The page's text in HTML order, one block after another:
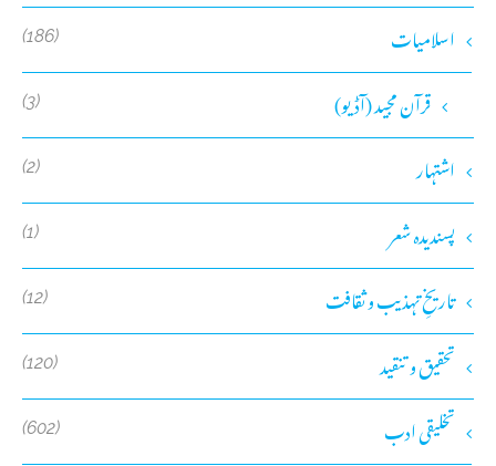
اسلامیات (186)
قرآن مجید (آڈیو) (3)
اشتہار (2)
پسندیدہ شعر (1)
تاریخِ تہذیب و ثقافت (12)
تحقیق و تنقید (120)
تخلیقی ادب (602)